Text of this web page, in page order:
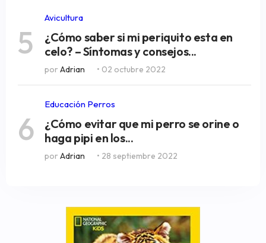
5
Avicultura
¿Cómo saber si mi periquito esta en
celo? – Síntomas y consejos...
por Adrian • 02 octubre 2022
6
Educación Perros
¿Cómo evitar que mi perro se orine o
haga pipi en los...
por Adrian • 28 septiembre 2022